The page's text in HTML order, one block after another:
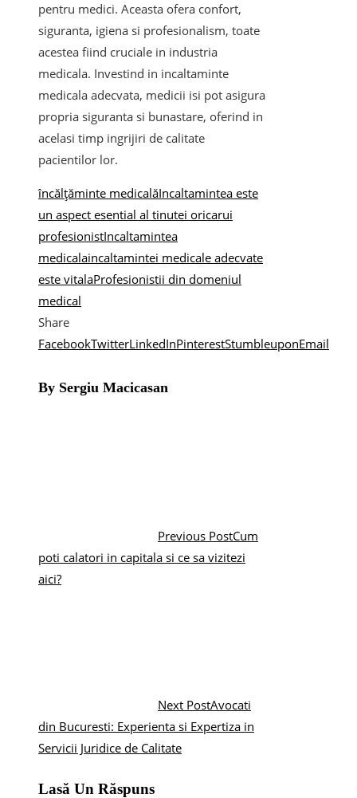
pentru medici. Aceasta ofera confort,
siguranta, igiena si profesionalism, toate
acestea fiind cruciale in industria
medicala. Investind in incaltaminte
medicala adecvata, medicii isi pot asigura
propria siguranta si bunastare, oferind in
acelasi timp ingrijiri de calitate
pacientilor lor.
încălțăminte medicalăIncaltamintea este
un aspect esential al tinutei oricarui
profesionistIncaltamintea
medicalaincaltamintei medicale adecvate
este vitalaProfesionistii din domeniul
medical
Share
FacebookTwitterLinkedInPinterestStumbleuponEmail
By Sergiu Macicasan
Previous PostCum
poti calatori in capitala si ce sa vizitezi
aici?
Next PostAvocati
din Bucuresti: Experienta si Expertiza in
Servicii Juridice de Calitate
Lasă Un Răspuns